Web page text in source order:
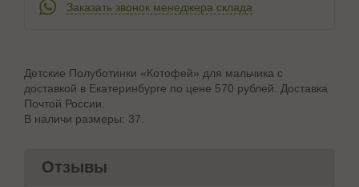
Заказать звонок менеджера склада
Детские Полуботинки «Котофей» для мальчика с
доставкой в Екатеринбурге по цене 570 рублей. Доставка
Почтой России.
В наличи размеры: 37.
Отзывы